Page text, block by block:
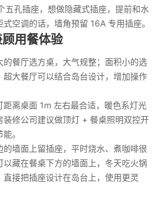
五孔插座，想做隐藏式插座，提前和水
空调的话，墙角预留 16A 专用插座。
用餐体验
餐厅选方桌，大气规整；面积小的选
大餐厅可以结合岛台设计，增加操作
离桌面 1m 左右最合适，暖色系灯光
装修公司建议做顶灯 + 餐桌照明双控开
。
墙面上留插座，平时烧水、煮咖啡很
藏在餐桌下方的墙面上，冬天吃火锅
接把插座设计在岛台上，使用更灵